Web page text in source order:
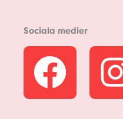
Sociala medier
F
a